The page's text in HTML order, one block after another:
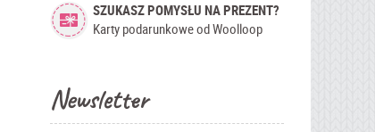
SZUKASZ POMYSŁU NA PREZENT?
Karty podarunkowe od Woolloop
Newsletter